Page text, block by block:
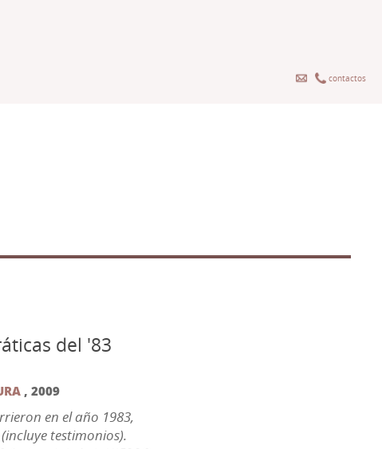
contactos
del '83
,2009
en el año 1983,
testimonios).